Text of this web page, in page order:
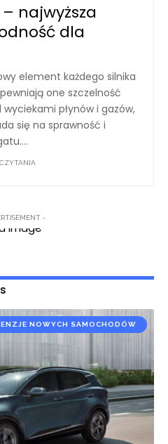
najwyższa
dla
element każdego silnika
one szczelność
płynów i gazów,
się na sprawność i
…
-
NOWYCH SAMOCHODÓW